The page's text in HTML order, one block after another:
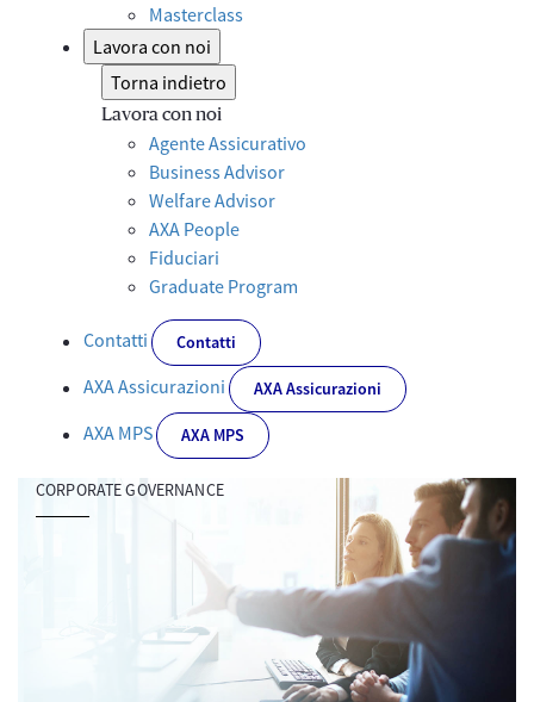
Masterclass
Lavora con noi
Torna indietro
Lavora con noi
Agente Assicurativo
Business Advisor
Welfare Advisor
AXA People
Fiduciari
Graduate Program
Contatti Contatti
AXA Assicurazioni AXA Assicurazioni
AXA MPS AXA MPS
CORPORATE GOVERNANCE